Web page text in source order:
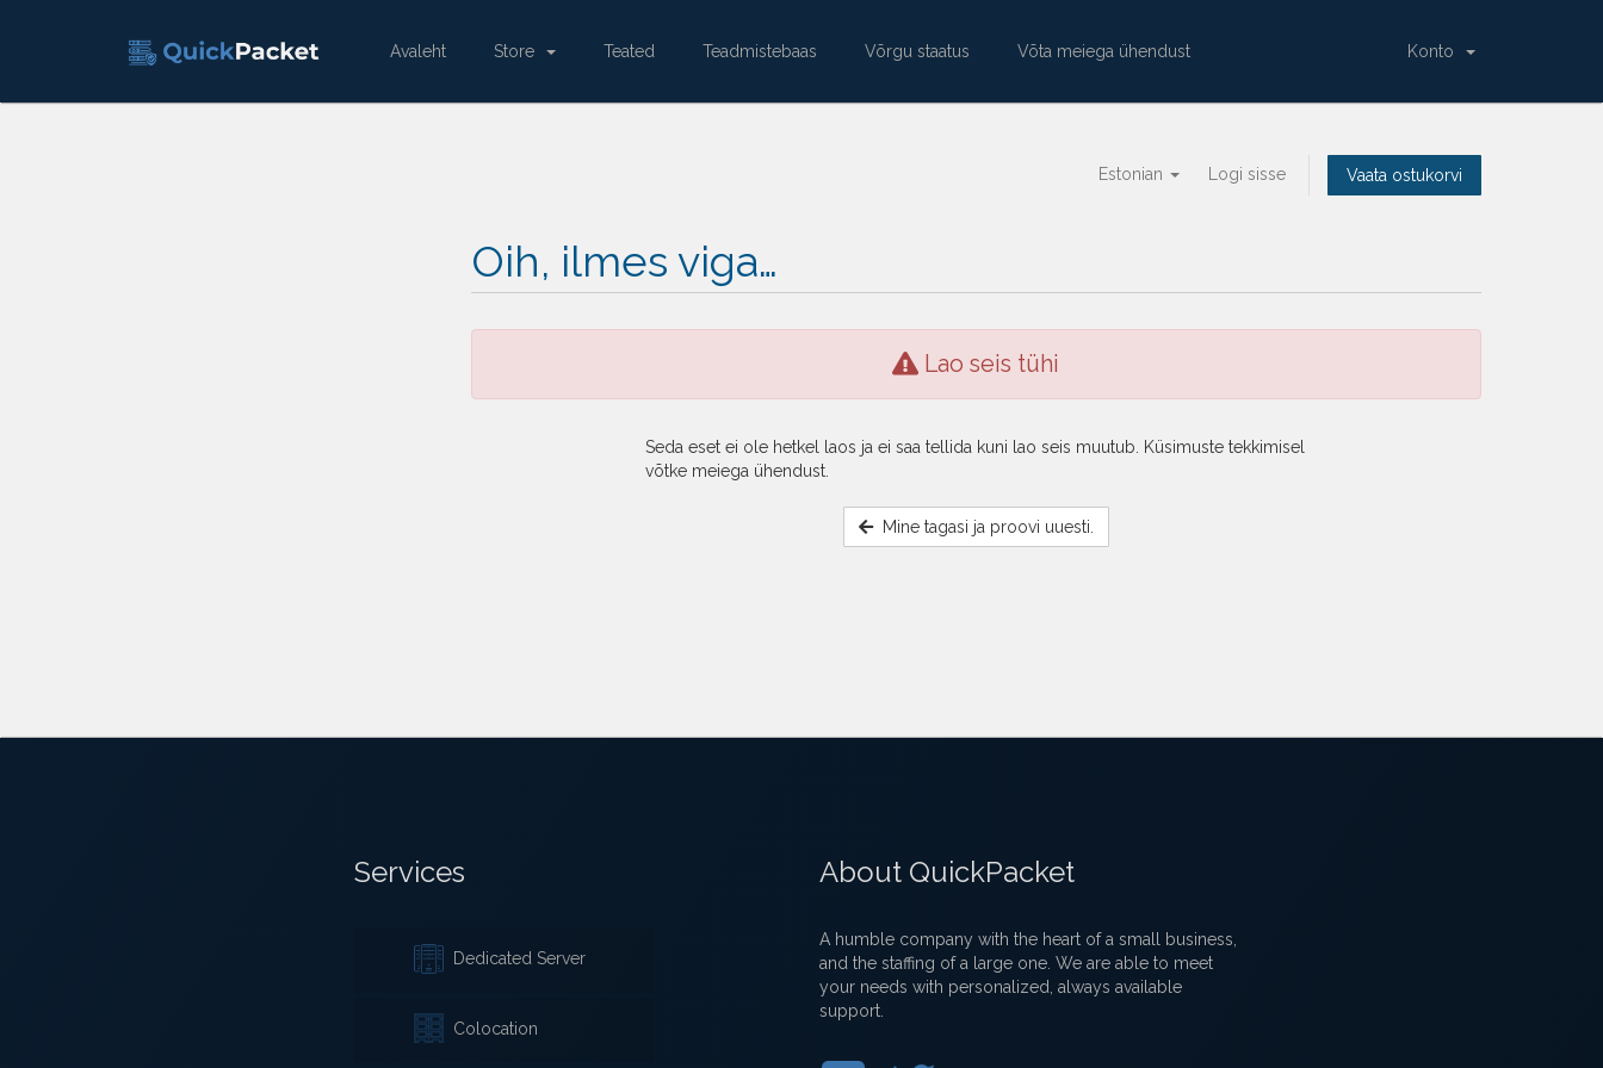
Avaleht Store Teated Teadmistebaas Võrgu staatus Võta meiega ühendust Konto
Estonian Logi sisse Vaata ostukorvi
Oih, ilmes viga…
Lao seis tühi
Seda eset ei ole hetkel laos ja ei saa tellida kuni lao seis muutub. Küsimuste tekkimisel
võtke meiega ühendust.
Mine tagasi ja proovi uuesti.
Services
Dedicated Server
Colocation
About QuickPacket
A humble company with the heart of a small business,
and the staffing of a large one. We are able to meet
your needs with personalized, always available
support.